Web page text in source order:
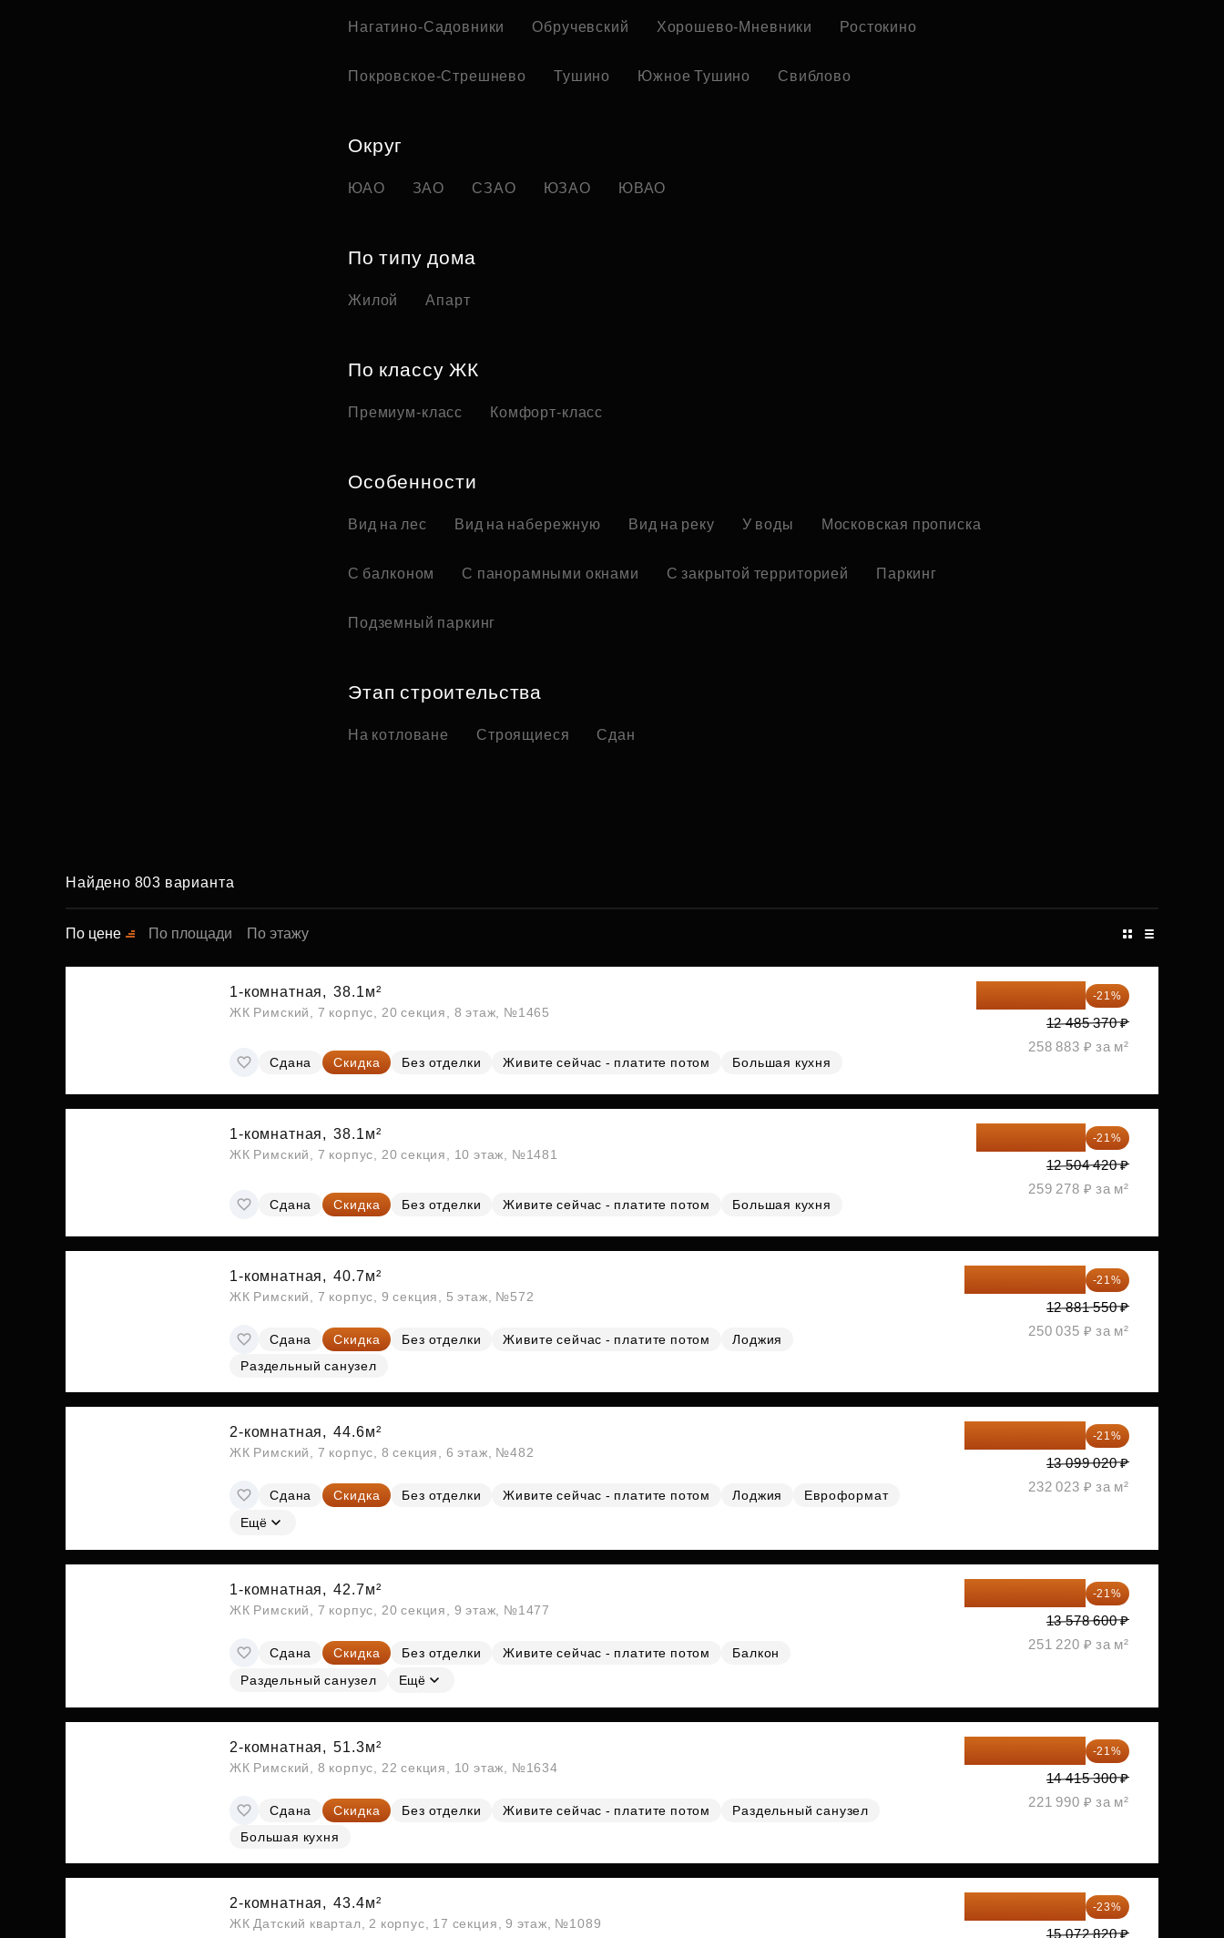
Нагатино-Садовники Обручевский Хорошево-Мневники Ростокино
Покровское-Стрешнево Тушино Южное Тушино Свиблово
Округ
ЮАО ЗАО СЗАО ЮЗАО ЮВАО
По типу дома
Жилой Апарт
По классу ЖК
Премиум-класс Комфорт-класс
Особенности
Вид на лес Вид на набережную Вид на реку У воды Московская прописка
С балконом С панорамными окнами С закрытой территорией Паркинг
Подземный паркинг
Этап строительства
На котловане Строящиеся Сдан
Найдено 803 варианта
По цене По площади По этажу
1-комнатная, 38.1м²
ЖК Римский, 7 корпус, 20 секция, 8 этаж, №1465
Сдана Скидка Без отделки Живите сейчас - платите потом Большая кухня
-21%
12 485 370 ₽
258 883 ₽ за м²
1-комнатная, 38.1м²
ЖК Римский, 7 корпус, 20 секция, 10 этаж, №1481
Сдана Скидка Без отделки Живите сейчас - платите потом Большая кухня
-21%
12 504 420 ₽
259 278 ₽ за м²
1-комнатная, 40.7м²
ЖК Римский, 7 корпус, 9 секция, 5 этаж, №572
Сдана Скидка Без отделки Живите сейчас - платите потом
Лоджия
Раздельный санузел
-21%
12 881 550 ₽
250 035 ₽ за м²
2-комнатная, 44.6м²
ЖК Римский, 7 корпус, 8 секция, 6 этаж, №482
Сдана Скидка Без отделки Живите сейчас - платите потом Лоджия
Евроформат
Ещё
-21%
13 099 020 ₽
232 023 ₽ за м²
1-комнатная, 42.7м²
ЖК Римский, 7 корпус, 20 секция, 9 этаж, №1477
Сдана Скидка Без отделки Живите сейчас - платите потом
Балкон
Раздельный санузел
Ещё
-21%
13 578 600 ₽
251 220 ₽ за м²
2-комнатная, 51.3м²
ЖК Римский, 8 корпус, 22 секция, 10 этаж, №1634
Сдана Скидка Без отделки Живите сейчас - платите потом
Раздельный санузел
Большая кухня
-21%
14 415 300 ₽
221 990 ₽ за м²
2-комнатная, 43.4м²
ЖК Датский квартал, 2 корпус, 17 секция, 9 этаж, №1089
-23%
15 072 820 ₽